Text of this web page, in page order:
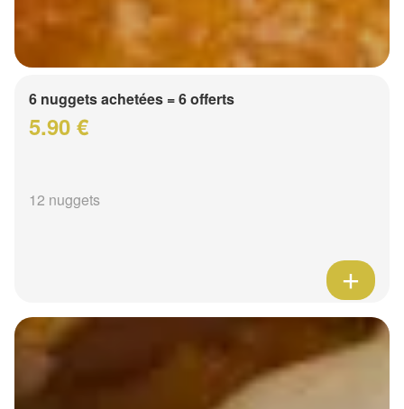
6 nuggets achetées = 6 offerts
5.90 €
12 nuggets